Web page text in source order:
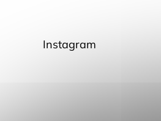
Instagram